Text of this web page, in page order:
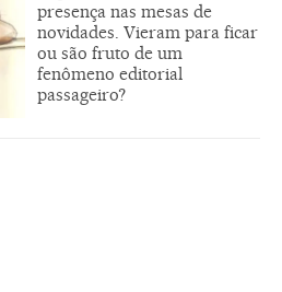
presença nas mesas de
novidades. Vieram para ficar
ou são fruto de um
fenômeno editorial
passageiro?